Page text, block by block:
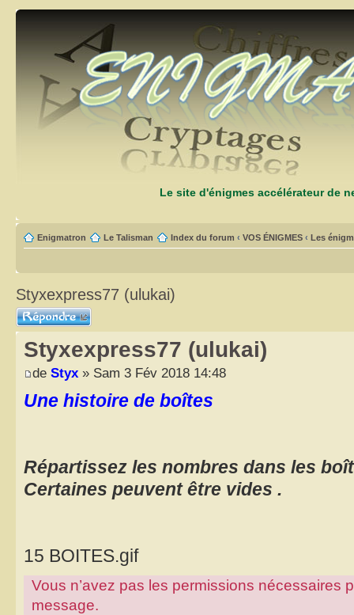
Le site d'énigmes accélérateur de
Enigmatron Le Talisman Index du forum ‹ VOS ÉNIGMES ‹ Les
Styxexpress77 (ulukai)
Répondre
Styxexpress77 (ulukai)
de Styx » Sam 3 Fév 2018 14:48
Une histoire de boîtes
Répartissez les nombres dans les
Certaines peuvent être vides .
15 BOITES.gif
Vous n’avez pas les permissions nécessaires
message.